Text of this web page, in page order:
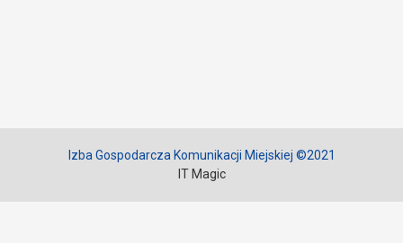
Izba Gospodarcza Komunikacji Miejskiej ©2021
IT Magic